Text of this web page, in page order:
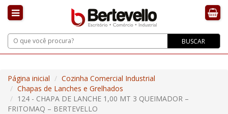
BUSCAR
Página inicial
Cozinha Comercial Industrial
Chapas de Lanches e Grelhados
124 - CHAPA DE LANCHE 1,00 MT 3 QUEIMADOR –
FRITOMAQ – BERTEVELLO